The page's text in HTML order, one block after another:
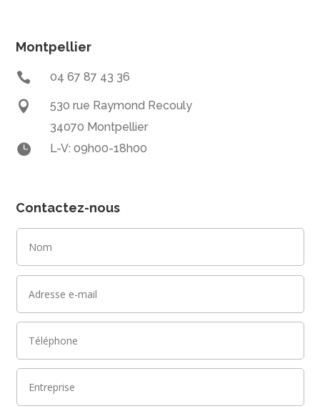
Montpellier
 04 67 87 43 36

530 rue Raymond Recouly
34070 Montpellier
 L-V: 09h00-18h00
Contactez-nous